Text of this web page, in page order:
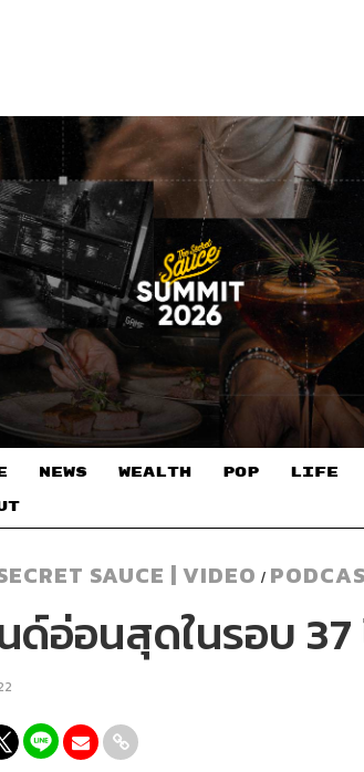
NEWS WEALTH POP LIFE
SAUCE | VIDEO /
ด์อ่อนสุดในรอบ